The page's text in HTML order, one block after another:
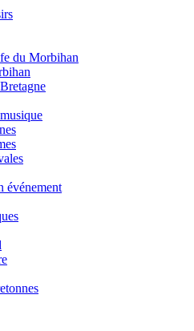
du Morbihan
événement